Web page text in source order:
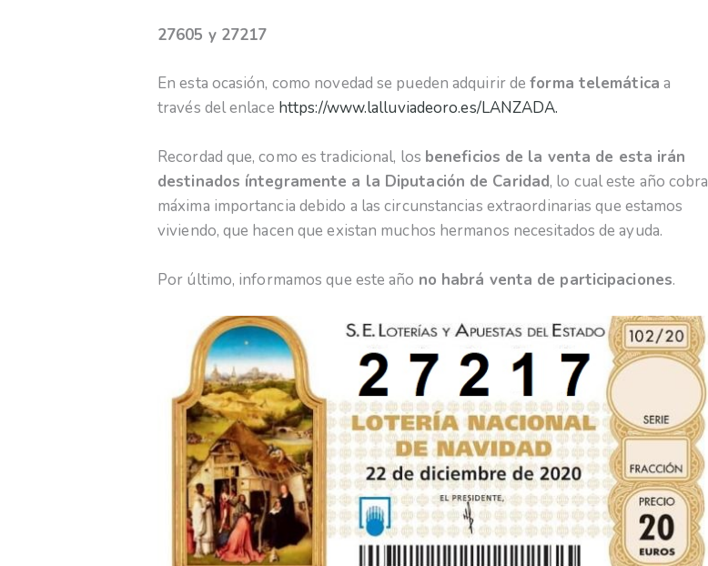
27605 y 27217
En esta ocasión, como novedad se pueden adquirir deforma telemática a
través del enlace https://www.lalluviadeoro.es/LANZADA.
Recordad que, como es tradicional, los beneficios de la venta de esta irán
destinados íntegramente a la Diputación de Caridad, lo cual este año cobra
máxima importancia debido a las circunstancias extraordinarias que estamos
viviendo, que hacen que existan muchos hermanos necesitados de ayuda.
Por último, informamos que este año no habrá venta de participaciones.